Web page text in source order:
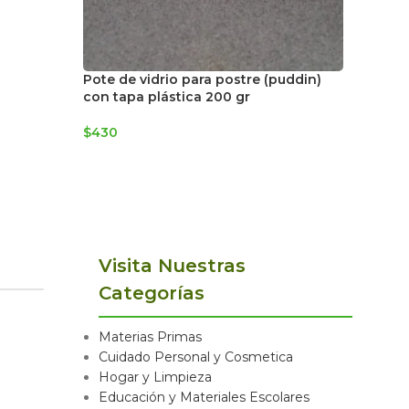
Pote de vidrio para postre (puddin)
con tapa plástica 200 gr
$430
Visita Nuestras
Categorías
Materias Primas
Cuidado Personal y Cosmetica
Hogar y Limpieza
Educación y Materiales Escolares